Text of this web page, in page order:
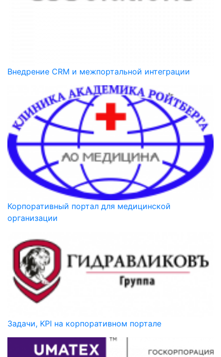
Внедрение CRM и межпортальной интеграции
Корпоративный портал для медицинской
организации
Задачи, KPI на корпоративном портале